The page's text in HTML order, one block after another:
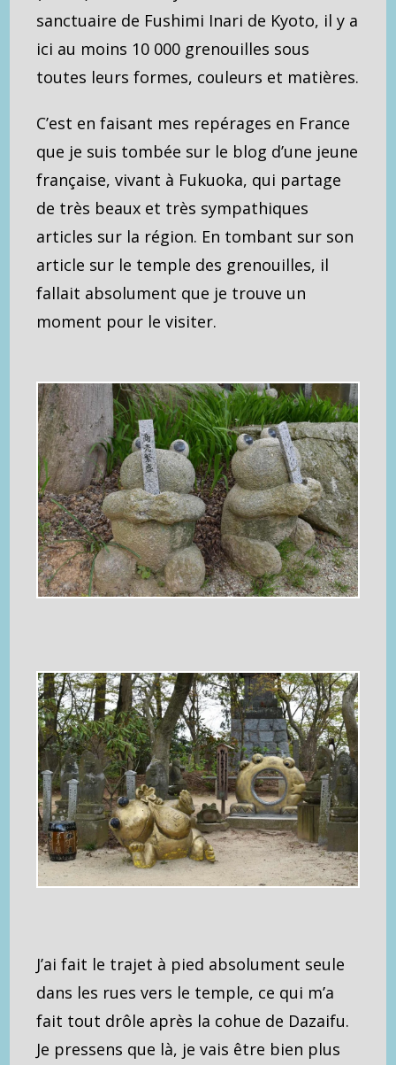
sanctuaire de Fushimi Inari de Kyoto, il y a
ici au moins 10 000 grenouilles sous
toutes leurs formes, couleurs et matières.
C’est en faisant mes repérages en France
que je suis tombée sur le blog d’une jeune
française, vivant à Fukuoka, qui partage
de très beaux et très sympathiques
articles sur la région. En tombant sur son
article sur le temple des grenouilles, il
fallait absolument que je trouve un
moment pour le visiter.
J’ai fait le trajet à pied absolument seule
dans les rues vers le temple, ce qui m’a
fait tout drôle après la cohue de Dazaifu.
Je pressens que là, je vais être bien plus